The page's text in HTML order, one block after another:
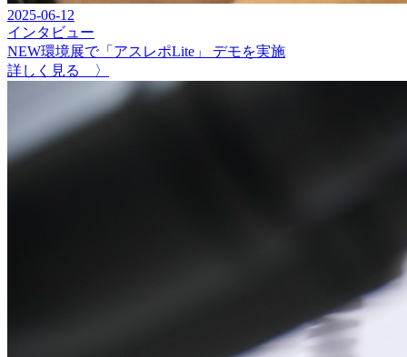
2025-06-12
インタビュー
NEW環境展で「アスレポLite」 デモを実施
詳しく見る 〉